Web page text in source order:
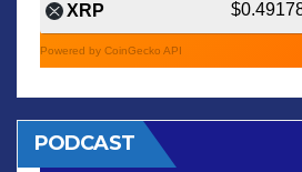
XRP
Powered by CoinGecko API
PODCAST